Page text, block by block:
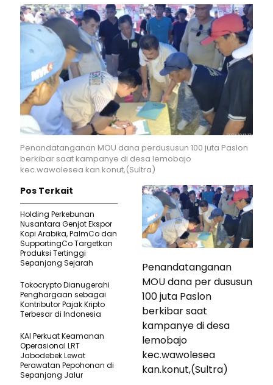
Penandatanganan MOU dana perdususun 100 juta Paslon
berkibar saat kampanye di desa lemobajo
kec.wawolesea kan.konut,(Sultra)
Penandatanganan
MOU dana per dususun
100 juta Paslon
berkibar saat
kampanye di desa
lemobajo
kec.wawolesea
kan.konut,(Sultra)
Pos Terkait
Holding Perkebunan
Nusantara Genjot Ekspor
Kopi Arabika, PalmCo dan
SupportingCo Targetkan
Produksi Tertinggi
Sepanjang Sejarah
Tokocrypto Dianugerahi
Penghargaan sebagai
Kontributor Pajak Kripto
Terbesar di Indonesia
KAI Perkuat Keamanan
Operasional LRT
Jabodebek Lewat
Perawatan Pepohonan di
Sepanjang Jalur